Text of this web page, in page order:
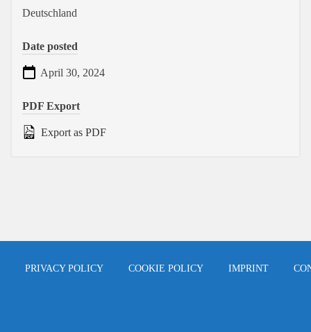
Deutschland
Date posted
April 30, 2024
PDF Export
Export as PDF
PRIVACY POLICY COOKIE POLICY IMPRINT